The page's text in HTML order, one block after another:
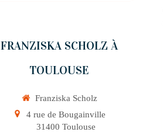
FRANZISKA SCHOLZ À
TOULOUSE
Franziska Scholz
4 rue de Bougainville
31400 Toulouse